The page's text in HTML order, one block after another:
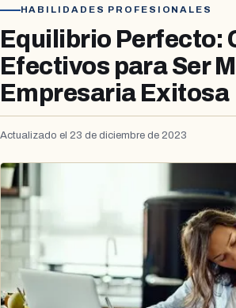
HABILIDADES PROFESIONALES
Equilibrio Perfecto:
Efectivos para Ser
Empresaria Exitosa
Actualizado el 23 de diciembre de 2023